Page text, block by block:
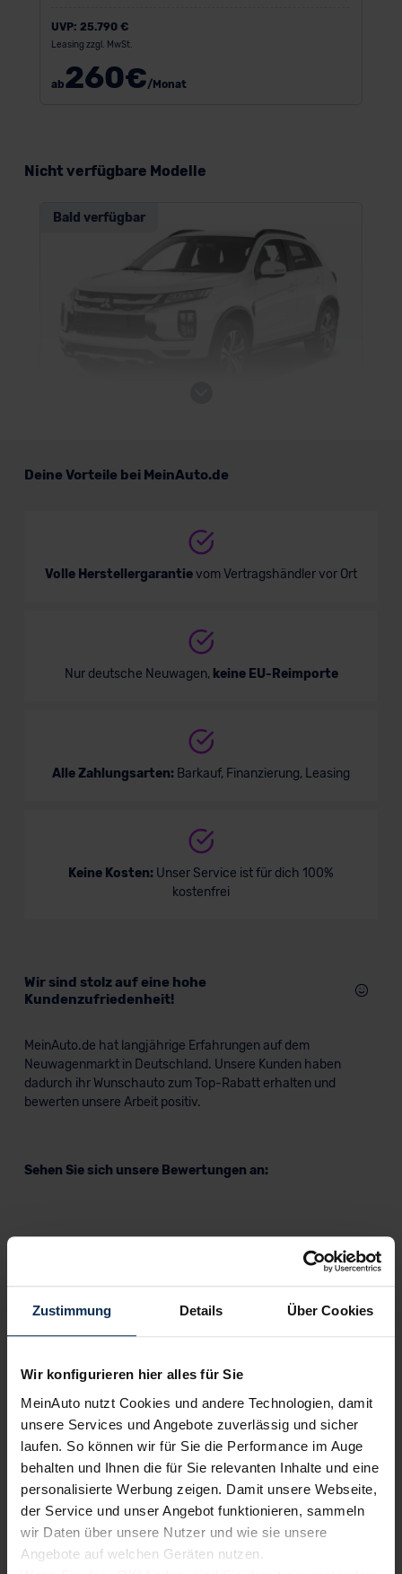
Zustimmung Details Über Cookies
Wir konfigurieren hier alles für Sie
MeinAuto nutzt Cookies und andere Technologien, damit
unsere Services und Angebote zuverlässig und sicher
laufen. So können wir für Sie die Performance im Auge
behalten und Ihnen die für Sie relevanten Inhalte und eine
personalisierte Werbung zeigen. Damit unsere Webseite,
der Service und unser Angebot funktionieren, sammeln
wir Daten über unsere Nutzer und wie sie unsere
Angebote auf welchen Geräten nutzen.
UVP: 25.790 €
Leasing zzgl. MwSt.
ab260€/Monat
Nicht verfügbare Modelle
Bald verfügbar
Deine Vorteile bei MeinAuto.de
Volle Herstellergarantievom Vertragshändler vor Ort
Nur deutsche Neuwagen, keine EU-Reimporte
Alle Zahlungsarten: Barkauf, Finanzierung, Leasing
Keine Kosten: Unser Service ist für dich 100%
kostenfrei
Wir sind stolz auf eine hohe
Kundenzufriedenheit!
MeinAuto.de hat langjährige Erfahrungen auf dem
Neuwagenmarkt in Deutschland. Unsere Kunden haben
dadurch ihr Wunschauto zum Top-Rabatt erhalten und
bewerten unsere Arbeit positiv.
Sehen Sie sich unsere Bewertungen an:
Erfahren Sie mehr über das Urteil unserer Kunden
Testberichte
KI-generiert